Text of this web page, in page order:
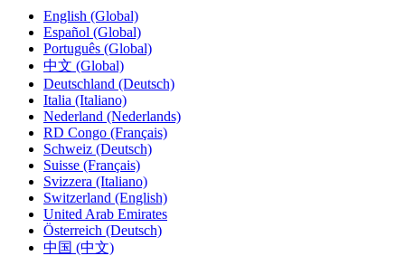
English (Global)
Español (Global)
Português (Global)
中文 (Global)
Deutschland (Deutsch)
Italia (Italiano)
Nederland (Nederlands)
RD Congo (Français)
Schweiz (Deutsch)
Suisse (Français)
Svizzera (Italiano)
Switzerland (English)
United Arab Emirates
Österreich (Deutsch)
中国 (中文)